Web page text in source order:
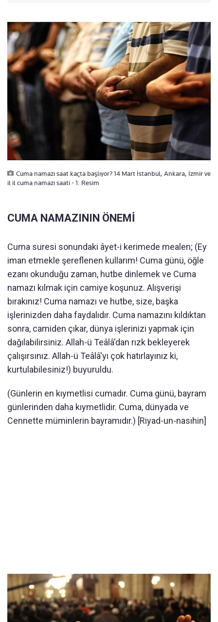
Cuma namazı saat kaçta başlıyor? 14 Mart İstanbul, Ankara, İzmir ve
il il cuma namazı saati - 1. Resim
CUMA NAMAZININ ÖNEMİ
Cuma suresi sonundaki âyet-i kerimede mealen; (Ey
iman etmekle şereflenen kullarım! Cuma günü, öğle
ezanı okunduğu zaman, hutbe dinlemek ve Cuma
namazı kılmak için camiye koşunuz. Alışverişi
bırakınız! Cuma namazı ve hutbe, size, başka
işlerinizden daha faydalıdır. Cuma namazını kıldıktan
sonra, camiden çıkar, dünya işlerinizi yapmak için
dağılabilirsiniz. Allah-ü Teâlâ'dan rızk bekleyerek
çalışırsınız. Allah-ü Teâlâ'yı çok hatırlayınız ki,
kurtulabilesiniz!) buyuruldu.
(Günlerin en kıymetlisi cumadır. Cuma günü, bayram
günlerinden daha kıymetlidir. Cuma, dünyada ve
Cennette müminlerin bayramıdır.) [Riyad-un-nasıhin]